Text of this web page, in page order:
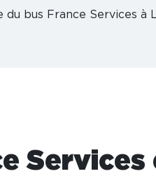
du bus France Services à
Services